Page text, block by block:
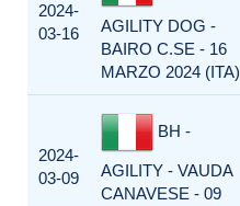
2024-
03-16
AGILITY DOG -
BAIRO C.SE - 16
MARZO 2024 (ITA)
2024-
03-09
BH -
AGILITY - VAUDA
CANAVESE - 09